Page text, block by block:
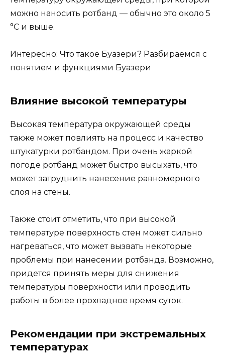
можно наносить ротбанд — обычно это около 5
°C и выше.
Интересно: Что такое Буазери? Разбираемся с
понятием и функциями Буазери
Влияние высокой температуры
Высокая температура окружающей среды
также может повлиять на процесс и качество
штукатурки ротбандом. При очень жаркой
погоде ротбанд может быстро высыхать, что
может затруднить нанесение равномерного
слоя на стены.
Также стоит отметить, что при высокой
температуре поверхность стен может сильно
нагреваться, что может вызвать некоторые
проблемы при нанесении ротбанда. Возможно,
придется принять меры для снижения
температуры поверхности или проводить
работы в более прохладное время суток.
Рекомендации при экстремальных
температурах